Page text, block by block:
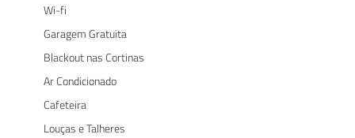
Wi-fi
Garagem Gratuita
Blackout nas Cortinas
Ar Condicionado
Cafeteira
Louças e Talheres